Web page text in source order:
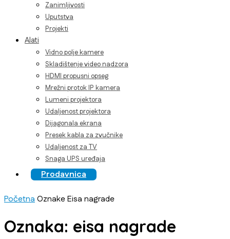
Zanimljivosti
Uputstva
Projekti
Alati
Vidno polje kamere
Skladištenje video nadzora
HDMI propusni opseg
Mrežni protok IP kamera
Lumeni projektora
Udaljenost projektora
Dijagonala ekrana
Presek kabla za zvučnike
Udaljenost za TV
Snaga UPS uređaja
Prodavnica
PočetnaOznakeEisa nagrade
Oznaka: eisa nagrade